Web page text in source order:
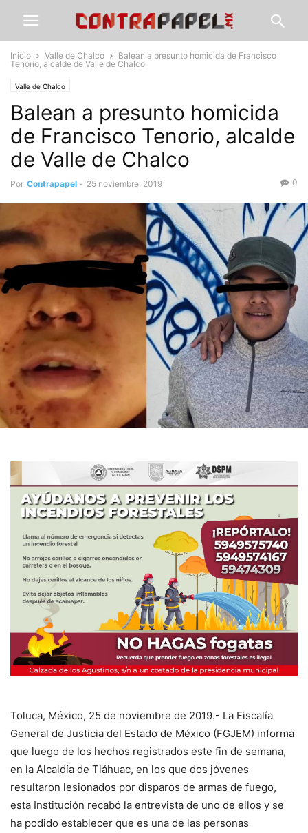
Inicio Valle de Chalco
Balean a presunto homicida de Francisco
Tenorio, alcalde de Valle de Chalco
Valle de Chalco
Balean a presunto homicida
de Francisco Tenorio, alcalde
de Valle de Chalco
Por Contrapapel - 25 noviembre, 2019 0
Toluca, México, 25 de noviembre de 2019.- La Fiscalía
General de Justicia del Estado de México (FGJEM) informa
que luego de los hechos registrados este fin de semana,
en la Alcaldía de Tláhuac, en los que dos jóvenes
resultaron lesionados por disparos de armas de fuego,
esta Institución recabó la entrevista de uno de ellos y se
ha podido establecer que es una de las personas